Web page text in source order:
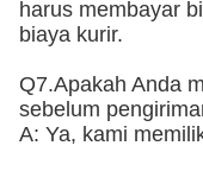
harus membayar
biaya kurir.
Q7.Apakah Anda
sebelum
A: Ya, kami